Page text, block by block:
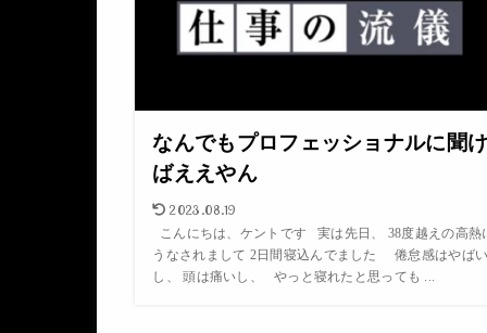
なんでもプロフェッショナルに聞け
ばええやん
2023.08.19
こんにちは、ケントです 実は先日、 38度越えの高熱
うなされまして 2日間寝込んでました 倦怠感はやばい
し、 頭は痛いし、 やっと寝れたと思っても ...